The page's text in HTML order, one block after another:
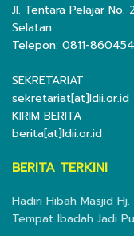
Jl. Tentara Pelajar No.
Selatan.
Telepon: 0811-
SEKRETARIAT
sekretariat[at]ldii.or.id
KIRIM BERITA
berita[at]ldii.or.id
BERITA TERKINI
Hadiri Hibah Masjid
Tempat Ibadah Jadi